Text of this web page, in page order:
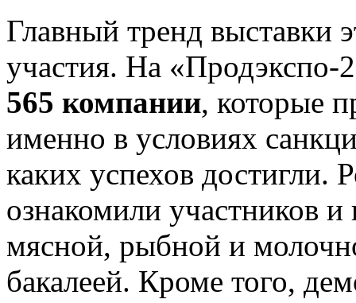
Главный тренд выставки
участия. На «Продэкспо-
565 компании, которые
именно в условиях
каких успехов достигли.
ознакомили участников и
мясной, рыбной и
бакалеей. Кроме того,